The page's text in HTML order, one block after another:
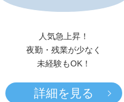
人気急上昇！
夜勤・残業が少なく
未経験もOK！
詳細を見る